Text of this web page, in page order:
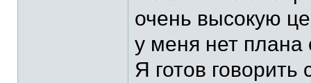
очень высокую
у меня нет плана
Я готов